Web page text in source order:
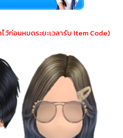
ว้ก่อนหมดระยะเวลารับ Item Code)